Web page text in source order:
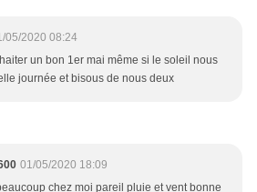
05/2020 08:24
un bon 1er mai même si le soleil nous
journée et bisous de nous deux
01/05/2020 18:09
chez moi pareil pluie et vent bonne